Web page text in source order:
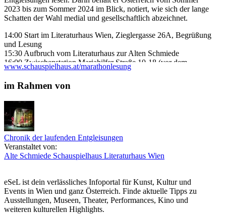
2023 bis zum Sommer 2024 im Blick, notiert, wie sich der lange
Schatten der Wahl medial und gesellschaftlich abzeichnet.
14:00 Start im Literaturhaus Wien, Zieglergasse 26A, Begrüßung
und Lesung
15:30 Aufbruch vom Literaturhaus zur Alten Schmiede
16:00 Zwischenstation Mariahilfer Straße 10-18 (vor dem
Kaufhaus Lamarr)
17:00 Zwischenstation Karl-Lueger-Denkmal
17:45 Ankunft bei der Alten Schmiede, Schönlaterngasse 9,
19:30 Aufbruch von der Alten Schmiede zum Schauspielhaus
19:50 Zwischenstation Morzinplatz
20:40 Zwischenstation Freda-Meissner-Blau-Promenade bei
Roßauer Brücke
21:30 Ankunft Schauspielhaus, Porzellangasse 19, Pause und
Lesung
angegebenen Uhrzeiten möglich.
...Mehr lesen
www.schauspielhaus.at/marathonlesung
im Rahmen von
Chronik der laufenden Entgleisungen
Veranstaltet von:
Alte Schmiede Schauspielhaus Literaturhaus Wien
eSeL ist dein verlässliches Infoportal für Kunst, Kultur und
Events in Wien und ganz Österreich. Finde aktuelle Tipps zu
Ausstellungen, Museen, Theater, Performances, Kino und
weiteren kulturellen Highlights.